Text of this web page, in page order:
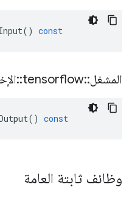
() const
المشغل::
tensorflow
::
() const
وظائف ثابتة العامة